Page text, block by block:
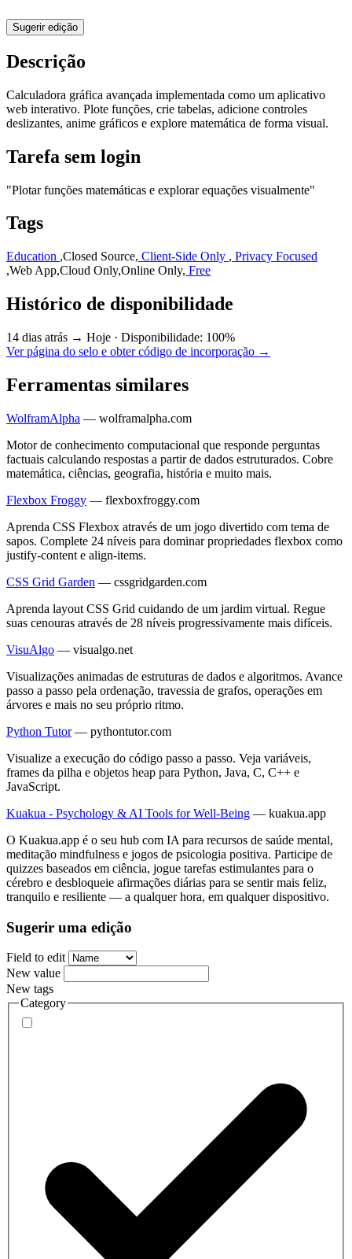
Sugerir edição
Descrição
Calculadora gráfica avançada implementada como um aplicativo
web interativo. Plote funções, crie tabelas, adicione controles
deslizantes, anime gráficos e explore matemática de forma visual.
Tarefa sem login
"Plotar funções matemáticas e explorar equações visualmente"
Tags
Education ,Closed Source, Client-Side Only , Privacy Focused
,Web App,Cloud Only,Online Only, Free
Histórico de disponibilidade
14 dias atrás → Hoje · Disponibilidade: 100%
Ver página do selo e obter código de incorporação →
Ferramentas similares
WolframAlpha — wolframalpha.com
Motor de conhecimento computacional que responde perguntas
factuais calculando respostas a partir de dados estruturados. Cobre
matemática, ciências, geografia, história e muito mais.
Flexbox Froggy — flexboxfroggy.com
Aprenda CSS Flexbox através de um jogo divertido com tema de
sapos. Complete 24 níveis para dominar propriedades flexbox como
justify-content e align-items.
CSS Grid Garden — cssgridgarden.com
Aprenda layout CSS Grid cuidando de um jardim virtual. Regue
suas cenouras através de 28 níveis progressivamente mais difíceis.
VisuAlgo — visualgo.net
Visualizações animadas de estruturas de dados e algoritmos. Avance
passo a passo pela ordenação, travessia de grafos, operações em
árvores e mais no seu próprio ritmo.
Python Tutor — pythontutor.com
Visualize a execução do código passo a passo. Veja variáveis,
frames da pilha e objetos heap para Python, Java, C, C++ e
JavaScript.
Kuakua - Psychology & AI Tools for Well-Being — kuakua.app
O Kuakua.app é o seu hub com IA para recursos de saúde mental,
meditação mindfulness e jogos de psicologia positiva. Participe de
quizzes baseados em ciência, jogue tarefas estimulantes para o
cérebro e desbloqueie afirmações diárias para se sentir mais feliz,
tranquilo e resiliente — a qualquer hora, em qualquer dispositivo.
Sugerir uma edição
Field to edit
New value
New tags
Category